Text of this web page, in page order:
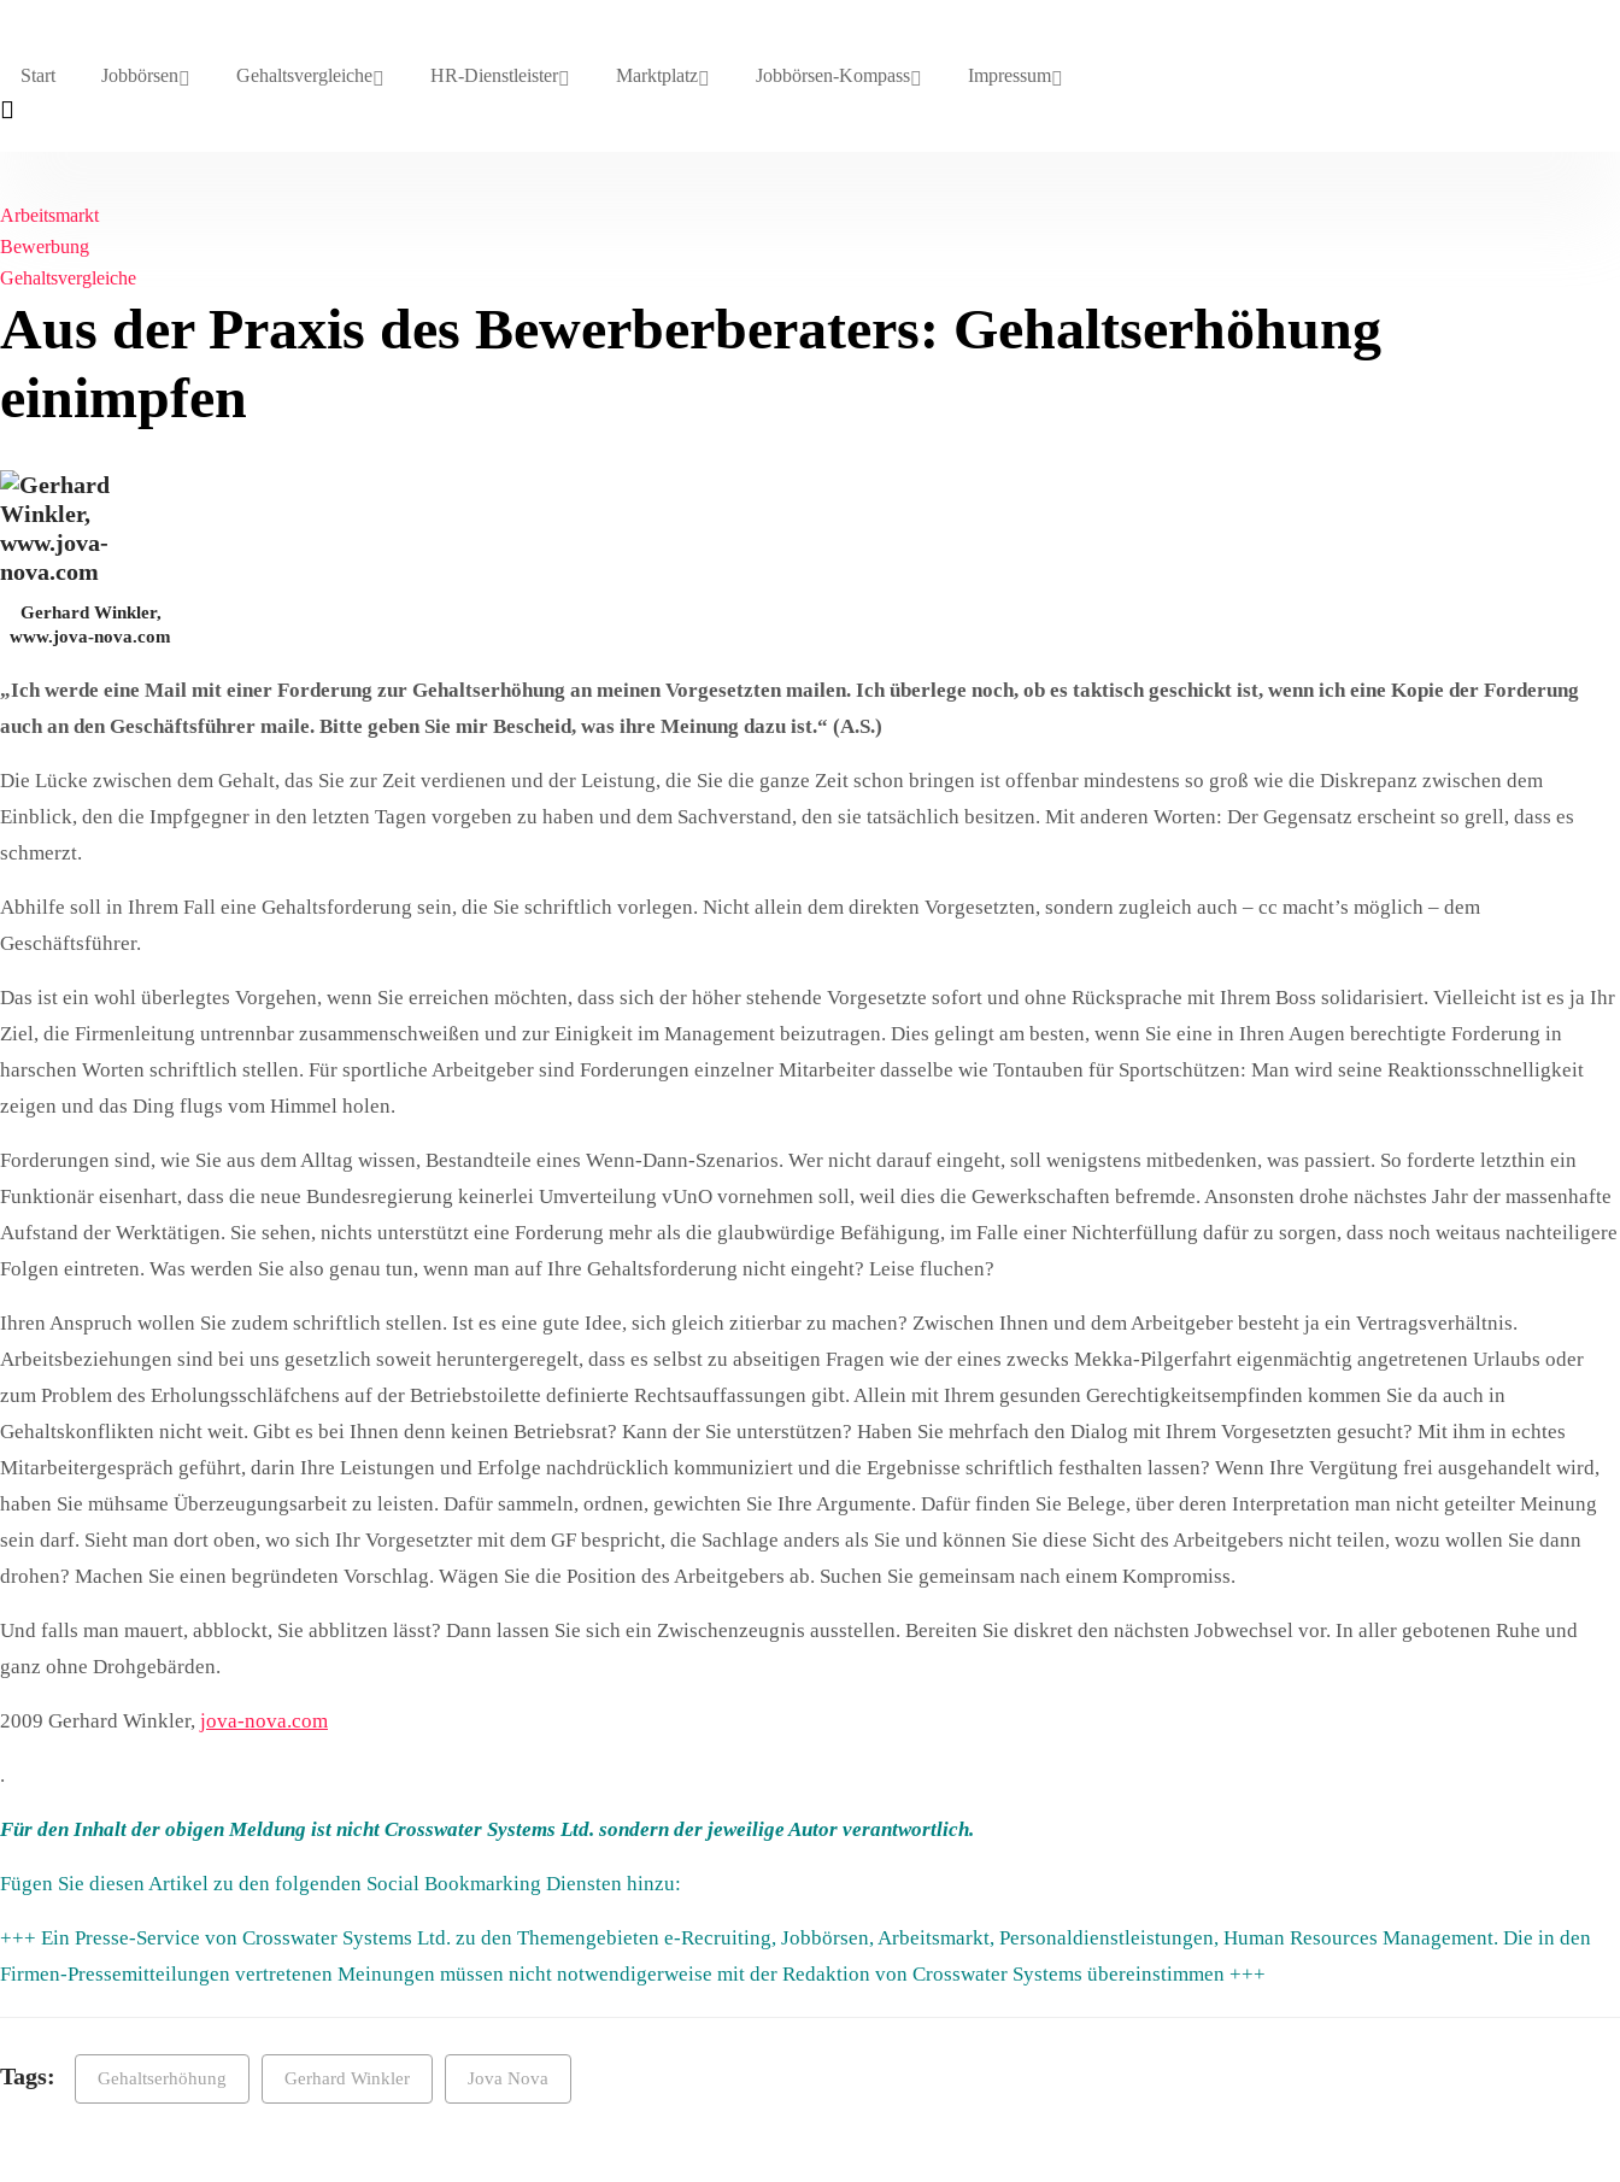
Start Jobbörsen Gehaltsvergleiche HR-Dienstleister Marktplatz Jobbörsen-Kompass Impressum
Arbeitsmarkt
Bewerbung
Gehaltsvergleiche
Aus der Praxis des Bewerberberaters: Gehaltserhöhung
einimpfen
Gerhard Winkler,
www.jova-nova.com
„Ich werde eine Mail mit einer Forderung zur Gehaltserhöhung an meinen Vorgesetzten mailen. Ich überlege noch, ob es taktisch geschickt ist, wenn ich eine Kopie der Forderung
auch an den Geschäftsführer maile. Bitte geben Sie mir Bescheid, was ihre Meinung dazu ist.“ (A.S.)
Die Lücke zwischen dem Gehalt, das Sie zur Zeit verdienen und der Leistung, die Sie die ganze Zeit schon bringen ist offenbar mindestens so groß wie die Diskrepanz zwischen dem
Einblick, den die Impfgegner in den letzten Tagen vorgeben zu haben und dem Sachverstand, den sie tatsächlich besitzen. Mit anderen Worten: Der Gegensatz erscheint so grell, dass es
schmerzt.
Abhilfe soll in Ihrem Fall eine Gehaltsforderung sein, die Sie schriftlich vorlegen. Nicht allein dem direkten Vorgesetzten, sondern zugleich auch – cc macht’s möglich – dem
Geschäftsführer.
Das ist ein wohl überlegtes Vorgehen, wenn Sie erreichen möchten, dass sich der höher stehende Vorgesetzte sofort und ohne Rücksprache mit Ihrem Boss solidarisiert. Vielleicht ist es ja Ihr
Ziel, die Firmenleitung untrennbar zusammenschweißen und zur Einigkeit im Management beizutragen. Dies gelingt am besten, wenn Sie eine in Ihren Augen berechtigte Forderung in
harschen Worten schriftlich stellen. Für sportliche Arbeitgeber sind Forderungen einzelner Mitarbeiter dasselbe wie Tontauben für Sportschützen: Man wird seine Reaktionsschnelligkeit
zeigen und das Ding flugs vom Himmel holen.
Forderungen sind, wie Sie aus dem Alltag wissen, Bestandteile eines Wenn-Dann-Szenarios. Wer nicht darauf eingeht, soll wenigstens mitbedenken, was passiert. So forderte letzthin ein
Funktionär eisenhart, dass die neue Bundesregierung keinerlei Umverteilung vUnO vornehmen soll, weil dies die Gewerkschaften befremde. Ansonsten drohe nächstes Jahr der massenhafte
Aufstand der Werktätigen. Sie sehen, nichts unterstützt eine Forderung mehr als die glaubwürdige Befähigung, im Falle einer Nichterfüllung dafür zu sorgen, dass noch weitaus nachteiligere
Folgen eintreten. Was werden Sie also genau tun, wenn man auf Ihre Gehaltsforderung nicht eingeht? Leise fluchen?
Ihren Anspruch wollen Sie zudem schriftlich stellen. Ist es eine gute Idee, sich gleich zitierbar zu machen? Zwischen Ihnen und dem Arbeitgeber besteht ja ein Vertragsverhältnis.
Arbeitsbeziehungen sind bei uns gesetzlich soweit heruntergeregelt, dass es selbst zu abseitigen Fragen wie der eines zwecks Mekka-Pilgerfahrt eigenmächtig angetretenen Urlaubs oder
zum Problem des Erholungsschläfchens auf der Betriebstoilette definierte Rechtsauffassungen gibt. Allein mit Ihrem gesunden Gerechtigkeitsempfinden kommen Sie da auch in
Gehaltskonflikten nicht weit. Gibt es bei Ihnen denn keinen Betriebsrat? Kann der Sie unterstützen? Haben Sie mehrfach den Dialog mit Ihrem Vorgesetzten gesucht? Mit ihm in echtes
Mitarbeitergespräch geführt, darin Ihre Leistungen und Erfolge nachdrücklich kommuniziert und die Ergebnisse schriftlich festhalten lassen? Wenn Ihre Vergütung frei ausgehandelt wird,
haben Sie mühsame Überzeugungsarbeit zu leisten. Dafür sammeln, ordnen, gewichten Sie Ihre Argumente. Dafür finden Sie Belege, über deren Interpretation man nicht geteilter Meinung
sein darf. Sieht man dort oben, wo sich Ihr Vorgesetzter mit dem GF bespricht, die Sachlage anders als Sie und können Sie diese Sicht des Arbeitgebers nicht teilen, wozu wollen Sie dann
drohen? Machen Sie einen begründeten Vorschlag. Wägen Sie die Position des Arbeitgebers ab. Suchen Sie gemeinsam nach einem Kompromiss.
Und falls man mauert, abblockt, Sie abblitzen lässt? Dann lassen Sie sich ein Zwischenzeugnis ausstellen. Bereiten Sie diskret den nächsten Jobwechsel vor. In aller gebotenen Ruhe und
ganz ohne Drohgebärden.
2009 Gerhard Winkler, jova-nova.com
.
Für den Inhalt der obigen Meldung ist nicht Crosswater Systems Ltd. sondern der jeweilige Autor verantwortlich.
Fügen Sie diesen Artikel zu den folgenden Social Bookmarking Diensten hinzu:
+++ Ein Presse-Service von Crosswater Systems Ltd. zu den Themengebieten e-Recruiting, Jobbörsen, Arbeitsmarkt, Personaldienstleistungen, Human Resources Management. Die in den
Firmen-Pressemitteilungen vertretenen Meinungen müssen nicht notwendigerweise mit der Redaktion von Crosswater Systems übereinstimmen +++
Tags: Gehaltserhöhung Gerhard Winkler Jova Nova